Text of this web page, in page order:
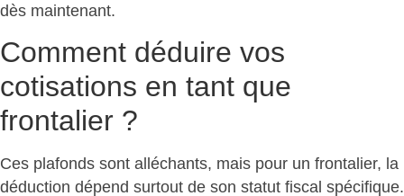
dès maintenant.
Comment déduire vos
cotisations en tant que
frontalier ?
Ces plafonds sont alléchants, mais pour un frontalier, la
déduction dépend surtout de son statut fiscal spécifique.